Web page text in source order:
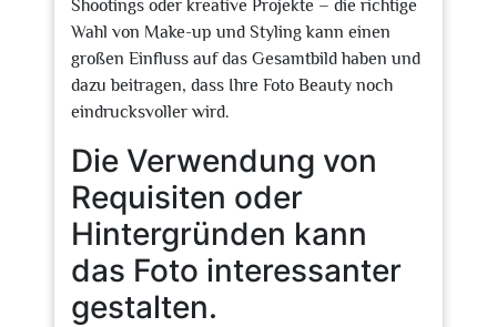
Shootings oder kreative Projekte – die richtige
Wahl von Make-up und Styling kann einen
großen Einfluss auf das Gesamtbild haben und
dazu beitragen, dass Ihre Foto Beauty noch
eindrucksvoller wird.
Die Verwendung von
Requisiten oder
Hintergründen kann
das Foto interessanter
gestalten.